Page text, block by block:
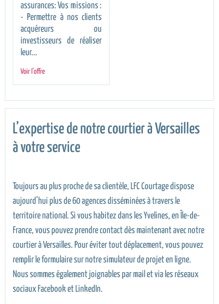
assurances: Vos missions :
- Permettre à nos clients
acquéreurs ou
investisseurs de réaliser
leur...
Voir l'offre
L’expertise de notre courtier à Versailles
à votre service
Toujours au plus proche de sa clientèle, LFC Courtage dispose
aujourd’hui plus de 60 agences disséminées à travers le
territoire national. Si vous habitez dans les Yvelines, en Île-de-
France, vous pouvez prendre contact dès maintenant avec notre
courtier à Versailles. Pour éviter tout déplacement, vous pouvez
remplir le formulaire sur notre simulateur de projet en ligne.
Nous sommes également joignables par mail et via les réseaux
sociaux Facebook et LinkedIn.